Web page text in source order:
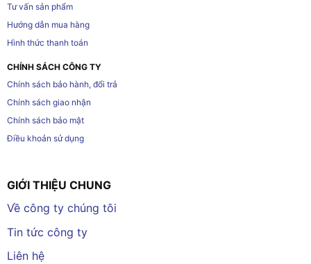
Tư vấn sản phẩm
Hướng dẫn mua hàng
Hình thức thanh toán
CHÍNH SÁCH CÔNG TY
Chính sách bảo hành, đổi trả
Chính sách giao nhận
Chính sách bảo mật
Điều khoản sử dụng
GIỚI THIỆU CHUNG
Về công ty chúng tôi
Tin tức công ty
Liên hệ